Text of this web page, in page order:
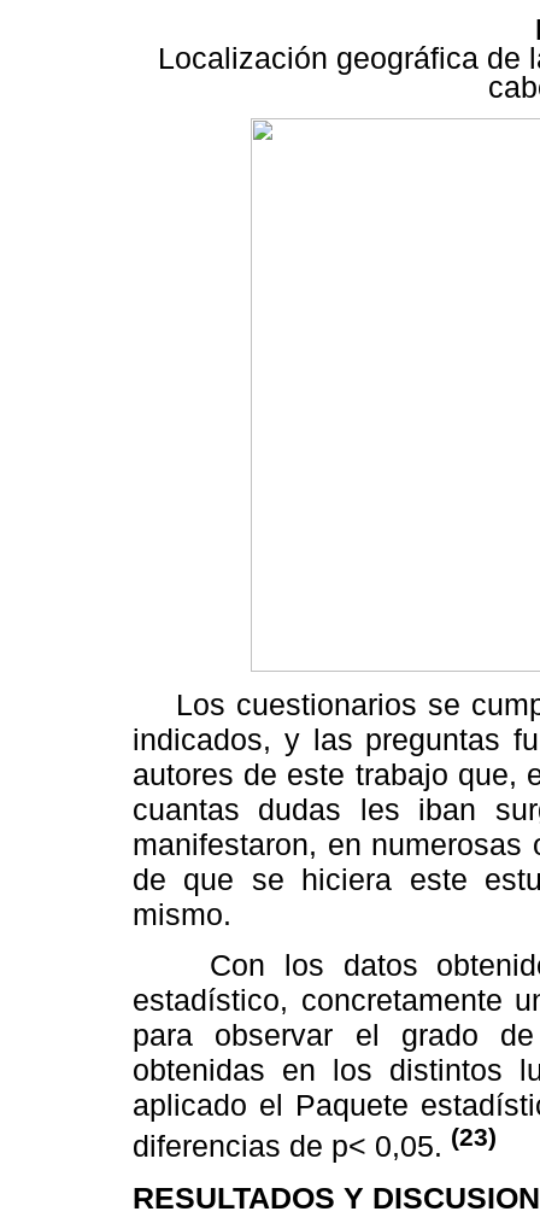
Localización geográfica de
Los cuestionarios se
indicados, y las preguntas
autores de este trabajo que,
cuantas dudas les iban
manifestaron, en
de que se hiciera este
mismo.
Con los datos
estadístico, concretamente
para observar el grado
obtenidas en los distintos
aplicado el Paquete
diferencias de p< 0,05. (23)
RESULTADOS Y DISCUSION